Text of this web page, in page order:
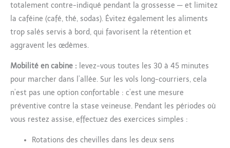
totalement contre-indiqué pendant la grossesse — et limitez
la caféine (café, thé, sodas). Évitez également les aliments
trop salés servis à bord, qui favorisent la rétention et
aggravent les œdèmes.
Mobilité en cabine : levez-vous toutes les 30 à 45 minutes
pour marcher dans l’allée. Sur les vols long-courriers, cela
n’est pas une option confortable : c’est une mesure
préventive contre la stase veineuse. Pendant les périodes où
vous restez assise, effectuez des exercices simples :
Rotations des chevilles dans les deux sens